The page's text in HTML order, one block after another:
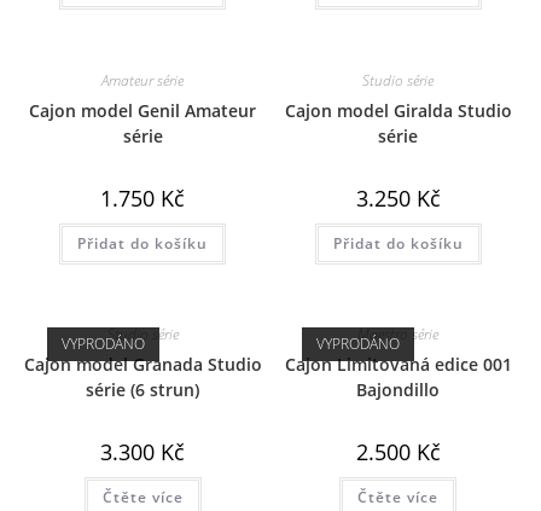
Amateur série
Cajon model Genil Amateur
série
1.750 Kč
Přidat do košíku
Studio série
Cajon model Giralda Studio
série
3.250 Kč
Přidat do košíku
VYPRODÁNOStudio série
Cajon model Granada Studio
série (6 strun)
3.300 Kč
Čtěte více
VYPRODÁNOMaestro série
Cajon Limitovaná edice 001
Bajondillo
2.500 Kč
Čtěte více